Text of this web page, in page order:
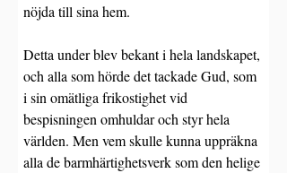
nöjda till sina hem.
Detta under blev bekant i hela landskapet,
och alla som hörde det tackade Gud, som
i sin omätliga frikostighet vid
bespisningen omhuldar och styr hela
världen. Men vem skulle kunna uppräkna
alla de barmhärtighetsverk som den helige